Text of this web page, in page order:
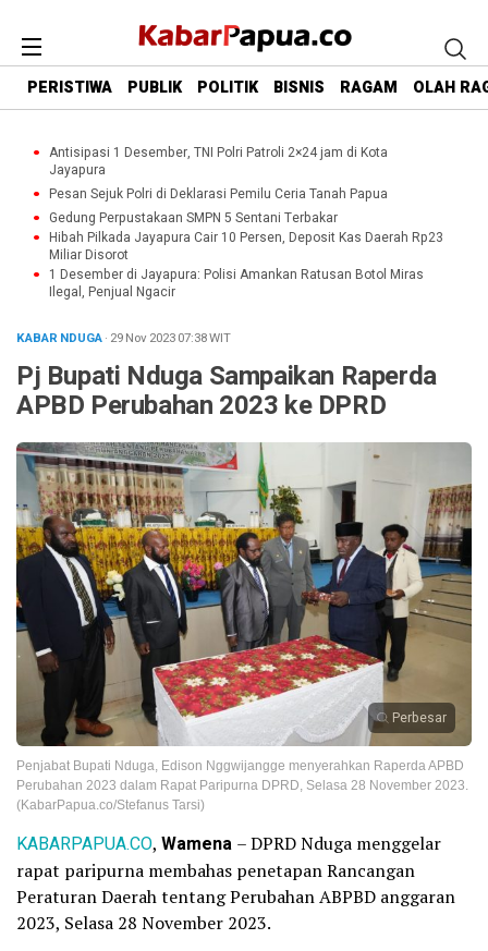
PERISTIWA PUBLIK POLITIK BISNIS RAGAM OLAH
Antisipasi 1 Desember, TNI Polri Patroli 2×24 jam di Kota
Jayapura
Pesan Sejuk Polri di Deklarasi Pemilu Ceria Tanah Papua
Gedung Perpustakaan SMPN 5 Sentani Terbakar
Hibah Pilkada Jayapura Cair 10 Persen, Deposit Kas Daerah Rp23
Miliar Disorot
1 Desember di Jayapura: Polisi Amankan Ratusan Botol Miras
Ilegal, Penjual Ngacir
KABAR NDUGA· 29 Nov 202307:38WIT
Pj Bupati Nduga Sampaikan Raperda
APBD Perubahan 2023 ke DPRD
Perbesar
Penjabat Bupati Nduga, Edison Nggwijangge menyerahkan Raperda APBD
Perubahan 2023 dalam Rapat Paripurna DPRD, Selasa 28 November 2023.
(KabarPapua.co/Stefanus Tarsi)
KABARPAPUA.CO, Wamena – DPRD Nduga menggelar
rapat paripurna membahas penetapan Rancangan
Peraturan Daerah tentang Perubahan ABPBD anggaran
2023, Selasa 28 November 2023.